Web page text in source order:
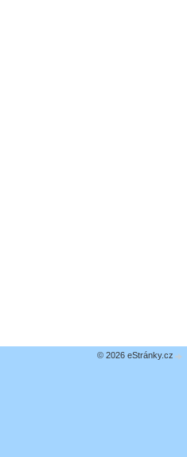
© 2026 eStránky.cz